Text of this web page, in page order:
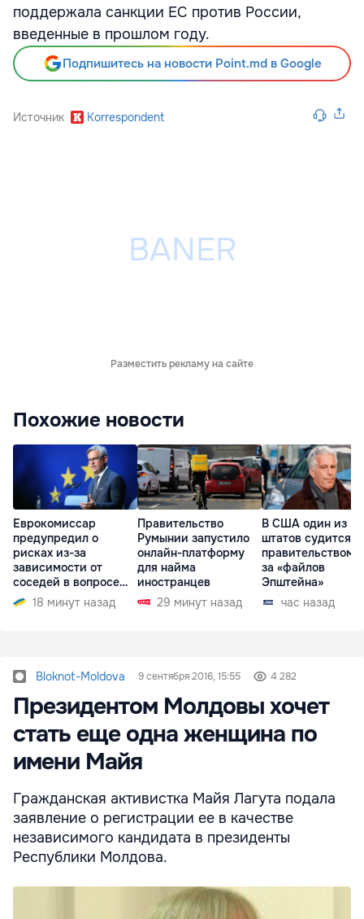
поддержала санкции ЕС против России,
введенные в прошлом году.
Подпишитесь на новости Point.md в Google
Источник Korrespondent
Разместить рекламу на сайте
Похожие новости
Еврокомиссар
предупредил о
рисках из-за
зависимости от
соседей в вопросе
границ18 минут назад
Правительство
Румынии запустило
онлайн-платформу
для найма
иностранцев
29 минут назад
В США один из
штатов судится с
правительством
за «файлов
Эпштейна»
час назад
Bloknot-Moldova 9 сентября 2016, 15:55 4 282
Президентом Молдовы хочет
стать еще одна женщина по
имени Майя
Гражданская активистка Майя Лагута подала
заявление о регистрации ее в качестве
независимого кандидата в президенты
Республики Молдова.